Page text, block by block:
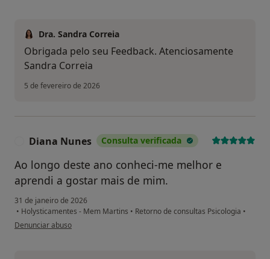
Dra. Sandra Correia
Obrigada pelo seu Feedback. Atenciosamente
Sandra Correia
5 de fevereiro de 2026
Diana Nunes Consulta verificada
Ao longo deste ano conheci-me melhor e
aprendi a gostar mais de mim.
31 de janeiro de 2026
• Holysticamentes - Mem Martins • Retorno de consultas Psicologia •
na opinião do utilizador Diana Nunes
Denunciar abuso